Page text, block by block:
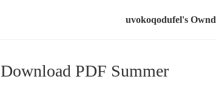
uvokoqodufel's Ownd
Download PDF Summer